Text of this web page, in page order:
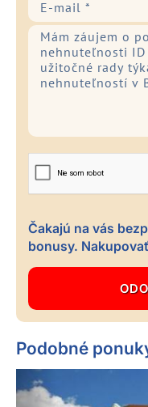
Čakajú na vás
bonusy.
Podobné
Previous